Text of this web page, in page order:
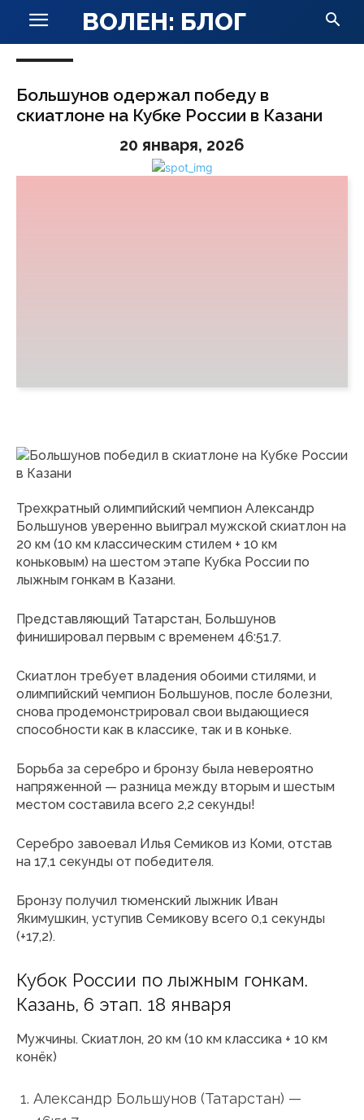
ВОЛЕН: БЛОГ
Большунов одержал победу в
скиатлоне на Кубке России в Казани
20 января, 2026
Трехкратный олимпийский чемпион Александр
Большунов уверенно выиграл мужской скиатлон на
20 км (10 км классическим стилем + 10 км
коньковым) на шестом этапе Кубка России по
лыжным гонкам в Казани.
Представляющий Татарстан, Большунов
финишировал первым с временем 46:51.7.
Скиатлон требует владения обоими стилями, и
олимпийский чемпион Большунов, после болезни,
снова продемонстрировал свои выдающиеся
способности как в классике, так и в коньке.
Борьба за серебро и бронзу была невероятно
напряженной — разница между вторым и шестым
местом составила всего 2,2 секунды!
Серебро завоевал Илья Семиков из Коми, отстав
на 17,1 секунды от победителя.
Бронзу получил тюменский лыжник Иван
Якимушкин, уступив Семикову всего 0,1 секунды
(+17,2).
Кубок России по лыжным гонкам.
Казань, 6 этап. 18 января
Мужчины. Скиатлон, 20 км (10 км классика + 10 км
конёк)
Александр Большунов (Татарстан) —